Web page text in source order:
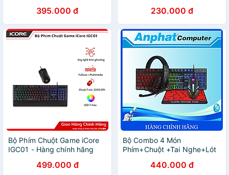
màu để lựa chọn - Hàng
chính hãng/ Hàng nhập khẩu
395.000 đ 230.000 đ
Bộ Phím Chuột Game iCore
IGC01 - Hàng chính hãng
499.000 đ
Bộ Combo 4 Món
Phím+Chuột +Tai Nghe+Lót
Chính Hãng440.000 đ